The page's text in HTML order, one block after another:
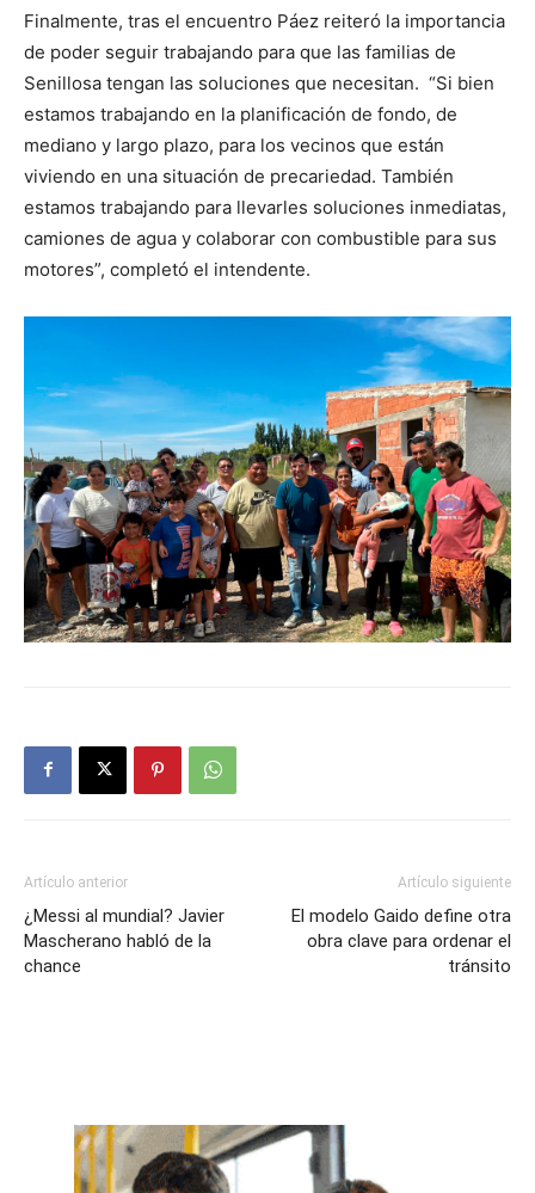
Finalmente, tras el encuentro Páez reiteró la importancia
de poder seguir trabajando para que las familias de
Senillosa tengan las soluciones que necesitan. “Si bien
estamos trabajando en la planificación de fondo, de
mediano y largo plazo, para los vecinos que están
viviendo en una situación de precariedad. También
estamos trabajando para llevarles soluciones inmediatas,
camiones de agua y colaborar con combustible para sus
motores”, completó el intendente.
Artículo anterior
¿Messi al mundial? Javier
Mascherano habló de la
chance
Artículo siguiente
El modelo Gaido define otra
obra clave para ordenar el
tránsito